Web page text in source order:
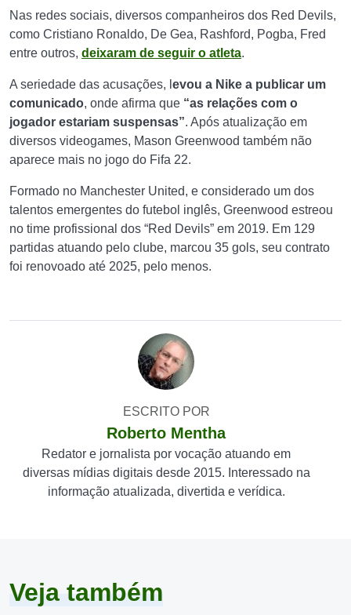
Nas redes sociais, diversos companheiros dos Red Devils,
como Cristiano Ronaldo, De Gea, Rashford, Pogba, Fred
entre outros, deixaram de seguir o atleta.
A seriedade das acusações, l evou a Nike a publicar um
comunicado, onde afirma que “as relações com o
jogador estariam suspensas”. Após atualização em
diversos videogames, Mason Greenwood também não
aparece mais no jogo do Fifa 22.
Formado no Manchester United, e considerado um dos
talentos emergentes do futebol inglês, Greenwood estreou
no time profissional dos “Red Devils” em 2019. Em 129
partidas atuando pelo clube, marcou 35 gols, seu contrato
foi renovoado até 2025, pelo menos.
ESCRITO POR
Roberto Mentha
Redator e jornalista por vocação atuando em
diversas mídias digitais desde 2015. Interessado na
informação atualizada, divertida e verídica.
Veja também